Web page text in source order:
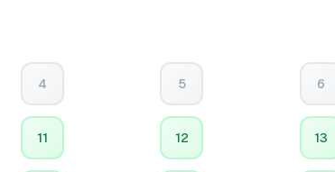
4 5 6
11 12 13